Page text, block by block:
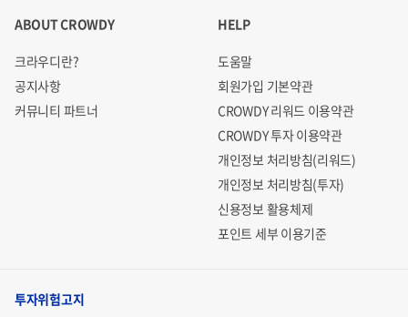
ABOUT CROWDY
크라우디란?
공지사항
커뮤니티 파트너
HELP
도움말
회원가입 기본약관
CROWDY 리워드 이용약관
CROWDY 투자 이용약관
개인정보 처리방침(리워드)
개인정보 처리방침(투자)
신용정보 활용체제
포인트 세부 이용기준
투자위험고지